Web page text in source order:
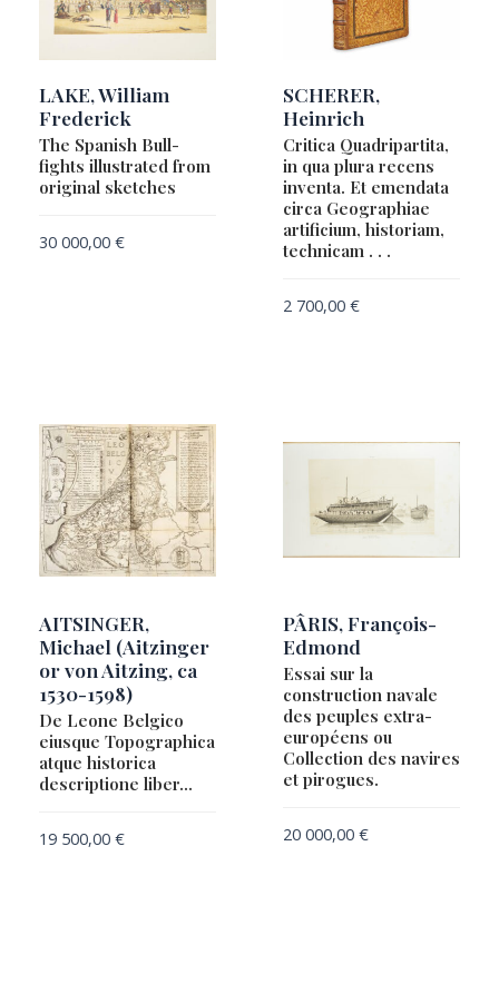
LAKE, William
Frederick
The Spanish Bull-
fights illustrated from
original sketches
30 000,00 €
SCHERER,
Heinrich
Critica Quadripartita,
in qua plura recens
inventa. Et emendata
circa Geographiae
artificium, historiam,
technicam . . .
2 700,00 €
AITSINGER,
Michael (Aitzinger
or von Aitzing, ca
1530-1598)
De Leone Belgico
eiusque Topographica
atque historica
descriptione liber…
19 500,00 €
PÂRIS, François-
Edmond
Essai sur la
construction navale
des peuples extra-
européens ou
Collection des navires
et pirogues.
20 000,00 €